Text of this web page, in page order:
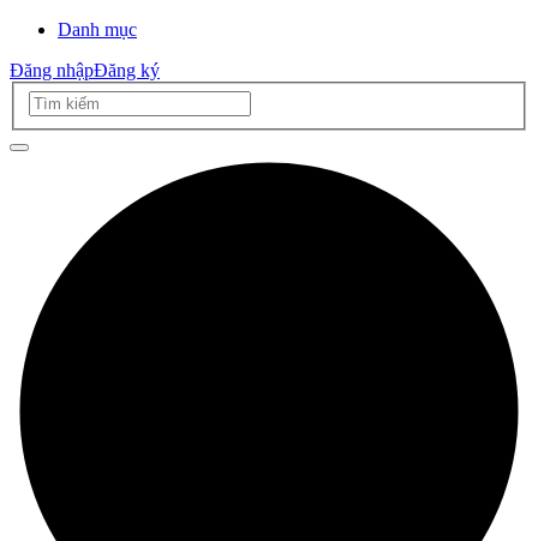
Danh mục
Đăng nhậpĐăng ký